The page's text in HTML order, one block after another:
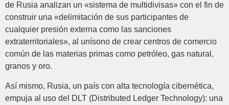
de Rusia analizan un «sistema de multidivisas» con el fin de
construir una «delimitación de sus participantes de
cualquier presión externa como las sanciones
extraterritoriales», al unísono de crear centros de comercio
común de las materias primas como petróleo, gas natural,
granos y oro.
Así mismo, Rusia, un país con alta tecnología cibernética,
empuja al uso del DLT (Distributed Ledger Technology): una